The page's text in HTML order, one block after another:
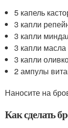
5 капель
3 капли
3 капли
3 капли масла
3 капли
2 ампулы
Наносите на
Как сделать